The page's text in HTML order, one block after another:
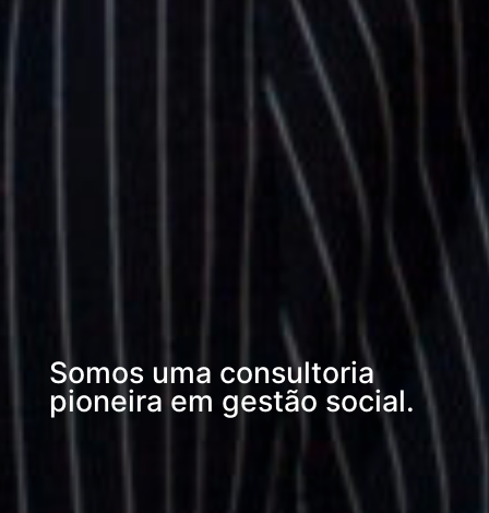
Somos uma consultoria
pioneira em gestão social.